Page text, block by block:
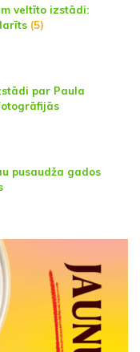
veltīto izstādi:
(5)
par Paula
pusaudža gados